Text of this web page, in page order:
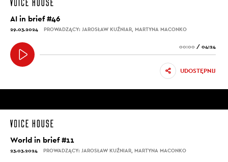
AI in brief #46
29.03.2024 PROWADZĄCY: JAROSŁAW KUŹNIAR, MARTYNA MACONKO
00:00 / 04:24
UDOSTĘPNIJ
World in brief #11
23.03.2024 PROWADZĄCY: JAROSŁAW KUŹNIAR, MARTYNA MACONKO